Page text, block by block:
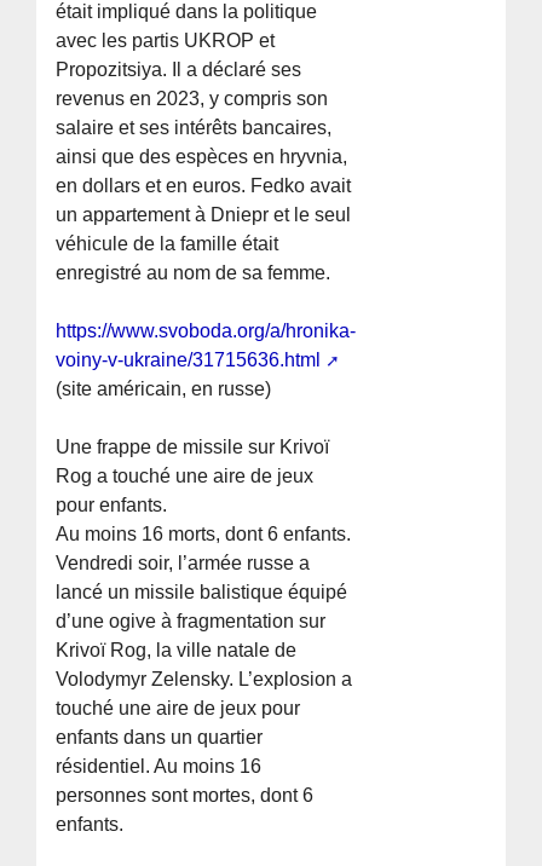
était impliqué dans la politique
avec les partis UKROP et
Propozitsiya. Il a déclaré ses
revenus en 2023, y compris son
salaire et ses intérêts bancaires,
ainsi que des espèces en hryvnia,
en dollars et en euros. Fedko avait
un appartement à Dniepr et le seul
véhicule de la famille était
enregistré au nom de sa femme.
https://www.svoboda.org/a/hronika-
voiny-v-ukraine/31715636.html
(site américain, en russe)
Une frappe de missile sur Krivoï
Rog a touché une aire de jeux
pour enfants.
Au moins 16 morts, dont 6 enfants.
Vendredi soir, l’armée russe a
lancé un missile balistique équipé
d’une ogive à fragmentation sur
Krivoï Rog, la ville natale de
Volodymyr Zelensky. L’explosion a
touché une aire de jeux pour
enfants dans un quartier
résidentiel. Au moins 16
personnes sont mortes, dont 6
enfants.